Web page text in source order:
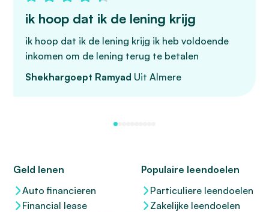
ik hoop dat ik de lening krijg
ik hoop dat ik de lening krijg ik heb voldoende
inkomen om de lening terug te betalen
Shekhargoept Ramyad Uit Almere
Geld lenen
Auto financieren
Financial lease
Populaire leendoelen
Particuliere leendoelen
Zakelijke leendoelen